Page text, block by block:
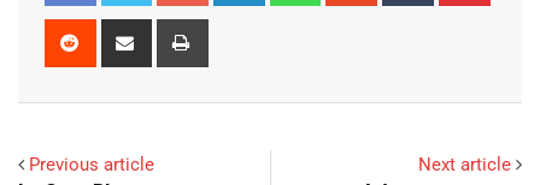
Reddit
Share
Previous article Next article